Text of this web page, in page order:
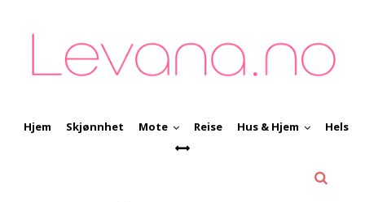
Hjem Skjønnhet Mote Reise Hus & Hjem Helse